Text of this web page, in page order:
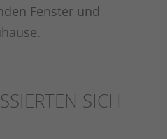
Fenster und
SICH